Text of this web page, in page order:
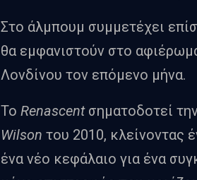
Στο άλμπουμ συμμετέχει
θα εμφανιστούν στο
Λονδίνου τον επόμενο μήνα.
Το Renascentσηματοδοτεί
Wilson του 2010, κλείνοντας
ένα νέο κεφάλαιο για ένα